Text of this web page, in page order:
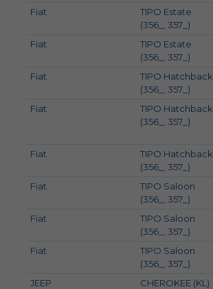
Fiat
TIPO Estate
(356_, 357_)
Fiat
TIPO Estate
(356_, 357_)
Fiat
TIPO Hatchback
(356_, 357_)
Fiat
TIPO Hatchback
(356_, 357_)
Fiat
TIPO Hatchback
(356_, 357_)
Fiat
TIPO Saloon
(356_, 357_)
Fiat
TIPO Saloon
(356_, 357_)
Fiat
TIPO Saloon
(356_, 357_)
JEEP CHEROKEE (KL)